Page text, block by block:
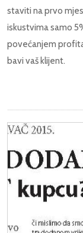
staviti na prvo
iskustvima samo
povećanjem
bavi vaš klijent.